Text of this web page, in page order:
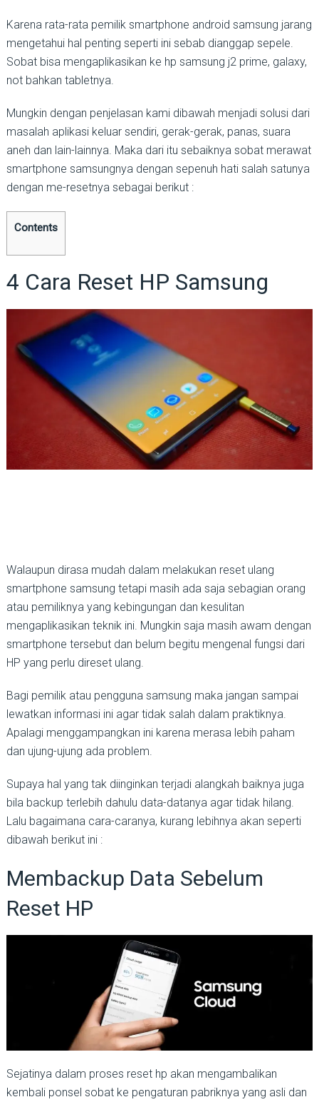
Karena rata-rata pemilik smartphone android samsung jarang
mengetahui hal penting seperti ini sebab dianggap sepele.
Sobat bisa mengaplikasikan ke hp samsung j2 prime, galaxy,
not bahkan tabletnya.
Mungkin dengan penjelasan kami dibawah menjadi solusi dari
masalah aplikasi keluar sendiri, gerak-gerak, panas, suara
aneh dan lain-lainnya. Maka dari itu sebaiknya sobat merawat
smartphone samsungnya dengan sepenuh hati salah satunya
dengan me-resetnya sebagai berikut :
Contents
4 Cara Reset HP Samsung
Walaupun dirasa mudah dalam melakukan reset ulang
smartphone samsung tetapi masih ada saja sebagian orang
atau pemiliknya yang kebingungan dan kesulitan
mengaplikasikan teknik ini. Mungkin saja masih awam dengan
smartphone tersebut dan belum begitu mengenal fungsi dari
HP yang perlu direset ulang.
Bagi pemilik atau pengguna samsung maka jangan sampai
lewatkan informasi ini agar tidak salah dalam praktiknya.
Apalagi menggampangkan ini karena merasa lebih paham
dan ujung-ujung ada problem.
Supaya hal yang tak diinginkan terjadi alangkah baiknya juga
bila backup terlebih dahulu data-datanya agar tidak hilang.
Lalu bagaimana cara-caranya, kurang lebihnya akan seperti
dibawah berikut ini :
Membackup Data Sebelum
Reset HP
Sejatinya dalam proses reset hp akan mengambalikan
kembali ponsel sobat ke pengaturan pabriknya yang asli dan